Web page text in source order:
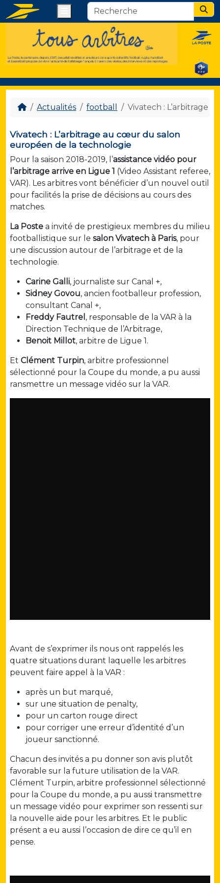
Actualités football Vivatech : L’arbitrage
Vivatech : L’arbitrage au cœur du salon
européen de la technologie
Pour la saison 2018-2019, l’assistance vidéo pour
l’arbitrage arrive en Ligue 1 (Video Assistant referee,
VAR). Les arbitres vont bénéficier d’un nouvel outil
pour facilités la prise de décisions au cours des
matches.
La Poste a invité de prestigieux membres du milieu
footballistique sur le salon Vivatech à Paris, pour
une discussion autour de l’arbitrage et de la
technologie.
Carine Galli, journaliste sur Canal +,
Sidney Govou, ancien footballeur profession,
consultant Canal +,
Freddy Fautrel , responsable de la VAR à la
Direction Technique de l’Arbitrage,
Benoit Millot, arbitre de Ligue 1.
Et Clément Turpin, arbitre professionnel
sélectionné pour la Coupe du monde, a pu aussi
ransmettre un message vidéo sur la VAR.
Avant de s’exprimer ils nous ont rappelés les
quatre situations durant laquelle les arbitres
peuvent faire appel à la VAR :
après un but marqué,
sur une situation de penalty,
pour un carton rouge direct
pour corriger une erreur d’identité d’un
joueur sanctionné.
Chacun des invités a pu donner son avis plutôt
favorable sur la future utilisation de la VAR.
Clément Turpin, arbitre professionnel sélectionné
pour la Coupe du monde, a pu aussi transmettre
un message vidéo pour exprimer son ressenti sur
la nouvelle aide pour les arbitres. Et le public
présent a eu aussi l’occasion de dire ce qu’il en
pense.